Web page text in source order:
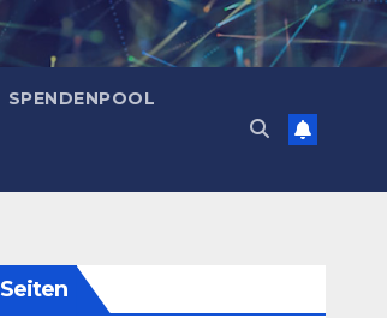
SPENDENPOOL
Seiten